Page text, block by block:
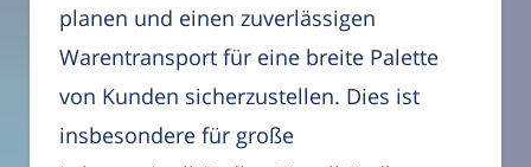
planen und einen zuverlässigen
Warentransport für eine breite Palette
von Kunden sicherzustellen. Dies ist
insbesondere für große